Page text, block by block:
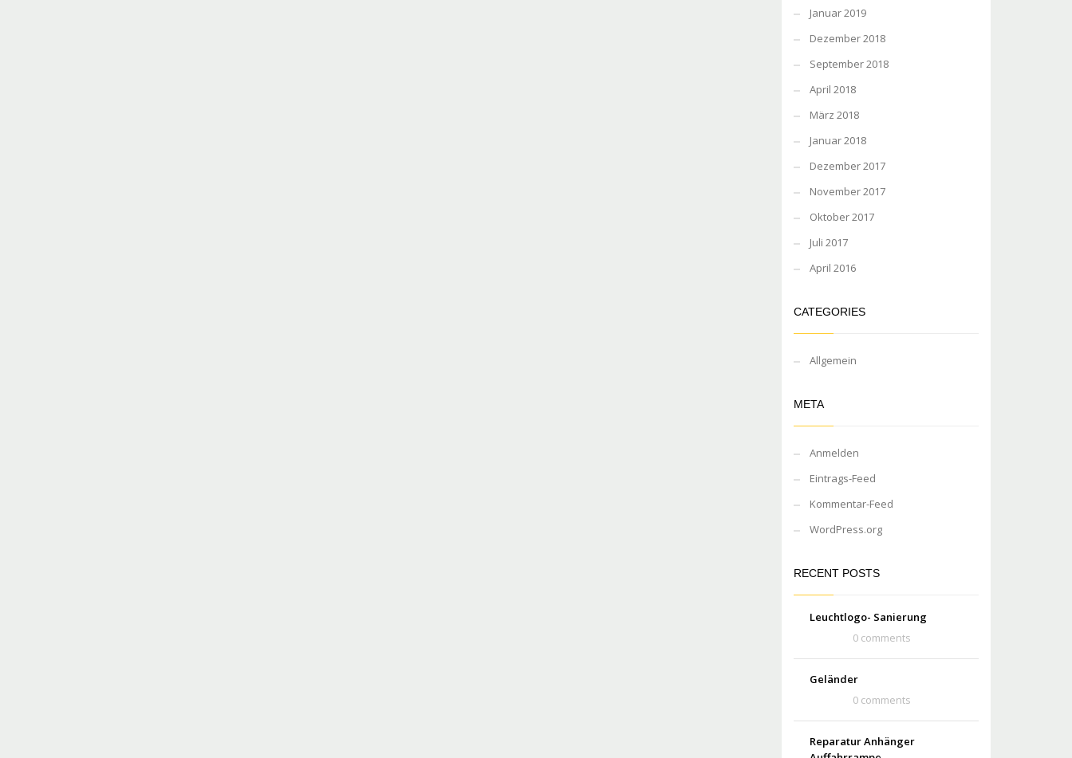
Januar 2019
Dezember 2018
September 2018
April 2018
März 2018
Januar 2018
Dezember 2017
November 2017
Oktober 2017
Juli 2017
April 2016
CATEGORIES
Allgemein
META
Anmelden
Eintrags-Feed
Kommentar-Feed
WordPress.org
RECENT POSTS
Leuchtlogo- Sanierung
0 comments
Geländer
0 comments
Reparatur Anhänger